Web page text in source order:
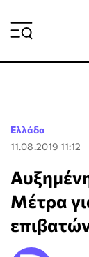
Ελλάδα
11.08.2019 11:12
Μέτρα